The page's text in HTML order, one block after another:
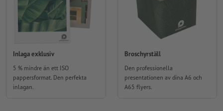
Inlaga exklusiv
5 % mindre än ett ISO
pappersformat. Den perfekta
inlagan.
Broschyrställ
Den professionella
presentationen av dina A6 och
A65 flyers.